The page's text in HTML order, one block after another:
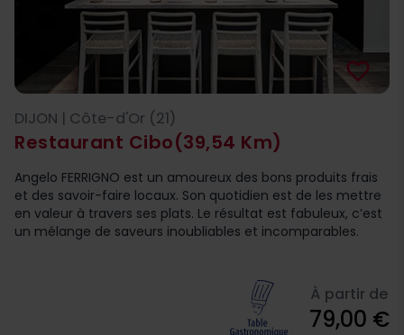
Restaurant Cibo(39,54 Km)
favorite_border
DIJON | Côte-d'Or (21)
Angelo FERRIGNO est un amoureux des bons produits frais
et des savoir-faire locaux. Son quotidien est de les mettre
en valeur à travers ses plats. Le résultat est fabuleux, c’est
un mélange de saveurs inoubliables et incomparables.
À partir de
79,00 €